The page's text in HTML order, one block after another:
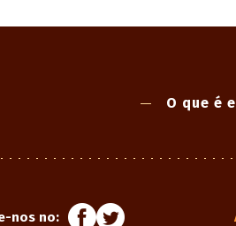
O que é
nos no: